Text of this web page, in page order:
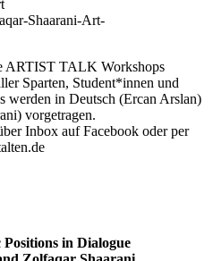
Shaarani-Art-
ARTIST TALK Workshops
Sparten, Student*innen und
werden in Deutsch (Ercan Arslan)
vorgetragen.
Inbox auf Facebook oder per
in Dialogue